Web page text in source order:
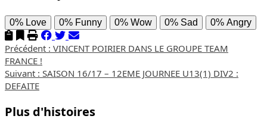
0% Love 0% Funny 0% Wow 0% Sad 0% Angry
Navigation
d’article
Précédent : VINCENT POIRIER DANS LE GROUPE TEAM
FRANCE !
Suivant : SAISON 16/17 – 12EME JOURNEE U13(1) DIV2 :
DEFAITE
Plus d'histoires